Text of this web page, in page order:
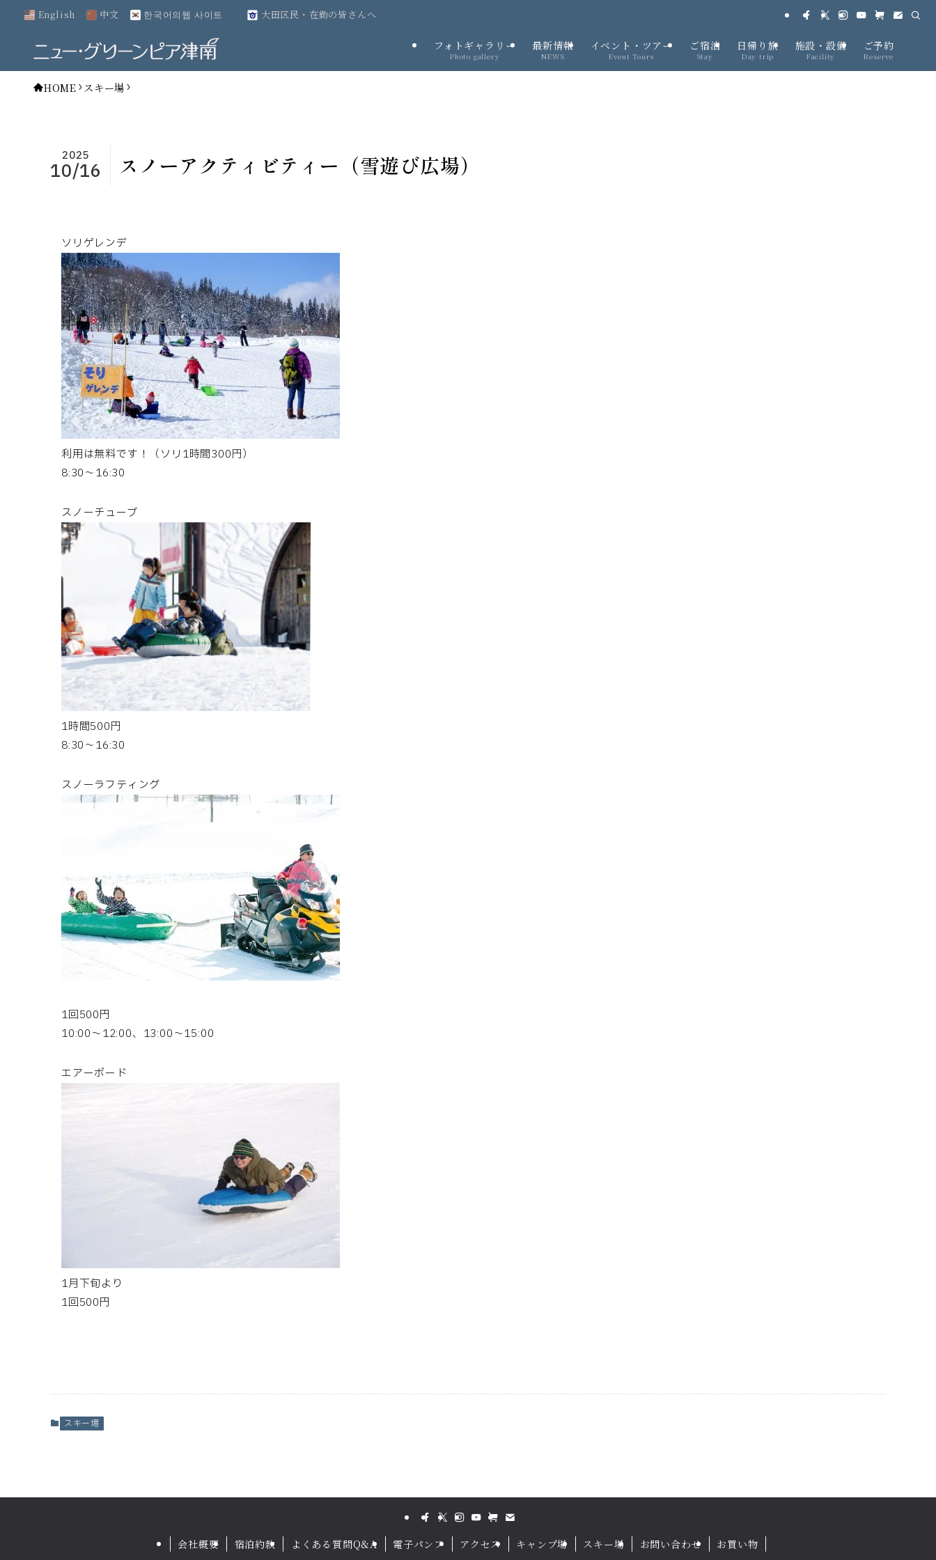
English 中文 한국어의웹 사이트 大田区民・在勤の皆さんへ
フォトギャラリー
Photo gallery
最新情報
NEWS
イベント・ツアー
Event Tours
ご宿泊
Stay
日帰り旅
Day trip
施設・設備
Facility
ご予約
Reserve
HOME スキー場
スノーアクティビティー（雪遊び広場）
2025
10/16
ソリゲレンデ
利用は無料です！（ソリ1時間300円）
8:30～16:30
スノーチューブ
1時間500円
8:30～16:30
スノーラフティング
1回500円
10:00～12:00、13:00～15:00
エアーボード
1月下旬より
1回500円
スキー場
会社概要 宿泊約款 よくある質問Q&A 電子パンフ アクセス キャンプ場 スキー場 お問い合わせ お買い物